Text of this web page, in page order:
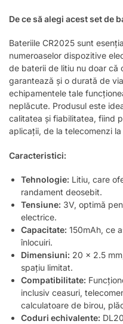
De ce să alegi acest set de
Bateriile CR2025 sunt
numeroaselor dispozitive
de baterii de litiu nu doar că
garantează și o durată de
echipamentele tale
neplăcute. Produsul este
calitatea și fiabilitatea, fiind
aplicații, de la telecomenzi
Caracteristici:
Tehnologie: Litiu, care
randament deosebit.
Tensiune: 3V, optimă
electrice.
Capacitate: 150mAh, ce
înlocuiri.
Dimensiuni: 20 x 2.5
spațiu limitat.
Compatibilitate:
inclusiv ceasuri,
calculatoare de birou,
Coduri echivalente: